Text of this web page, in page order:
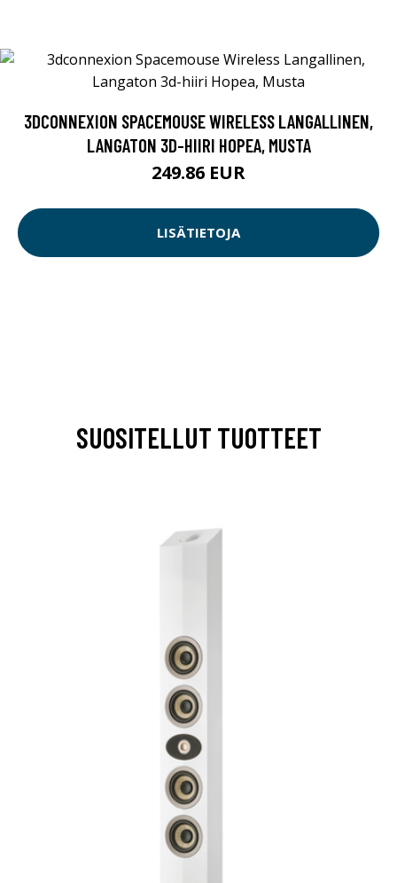
3DCONNEXION SPACEMOUSE WIRELESS LANGALLINEN,
LANGATON 3D-HIIRI HOPEA, MUSTA
249.86 EUR
LISÄTIETOJA
SUOSITELLUT TUOTTEET